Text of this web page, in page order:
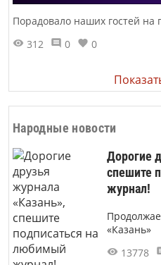
Порадовало наших гостей на
312
0 0
Народные новости
Дорогие
спешите
журнал!
«Казань»
13778